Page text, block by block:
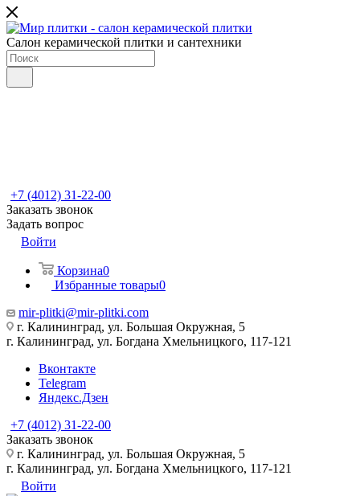
Салон керамической плитки и сантехники
+7 (4012) 31-22-00
Заказать звонок
Задать вопрос
Войти
Корзина0
Избранные товары0
mir-plitki@mir-plitki.com
г. Калининград, ул. Большая Окружная, 5
г. Калининград, ул. Богдана Хмельницкого, 117-121
Вконтакте
Telegram
Яндекс.Дзен
+7 (4012) 31-22-00
Заказать звонок
г. Калининград, ул. Большая Окружная, 5
г. Калининград, ул. Богдана Хмельницкого, 117-121
Войти